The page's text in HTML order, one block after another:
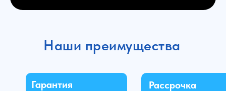
Наши преимущества
Гарантия Рассрочка